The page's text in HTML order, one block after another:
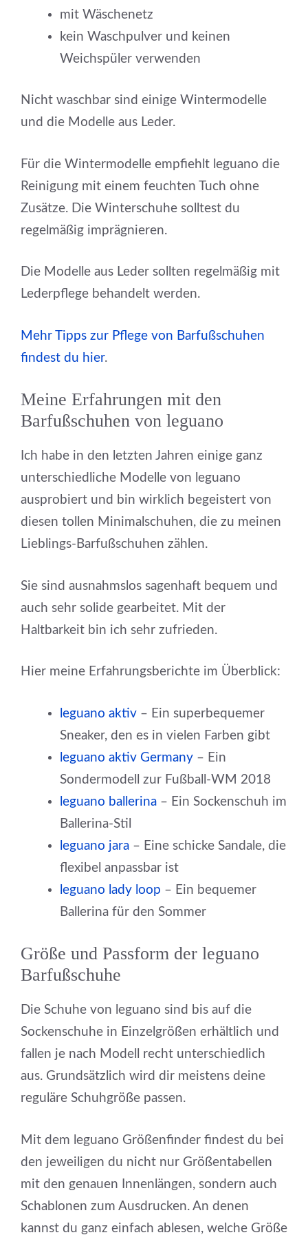
mit Wäschenetz
kein Waschpulver und keinen
Weichspüler verwenden
Nicht waschbar sind einige Wintermodelle
und die Modelle aus Leder.
Für die Wintermodelle empfiehlt leguano die
Reinigung mit einem feuchten Tuch ohne
Zusätze. Die Winterschuhe solltest du
regelmäßig imprägnieren.
Die Modelle aus Leder sollten regelmäßig mit
Lederpflege behandelt werden.
Mehr Tipps zur Pflege von Barfußschuhen
findest du hier.
Meine Erfahrungen mit den
Barfußschuhen von leguano
Ich habe in den letzten Jahren einige ganz
unterschiedliche Modelle von leguano
ausprobiert und bin wirklich begeistert von
diesen tollen Minimalschuhen, die zu meinen
Lieblings-Barfußschuhen zählen.
Sie sind ausnahmslos sagenhaft bequem und
auch sehr solide gearbeitet. Mit der
Haltbarkeit bin ich sehr zufrieden.
Hier meine Erfahrungsberichte im Überblick:
leguano aktiv – Ein superbequemer
Sneaker, den es in vielen Farben gibt
leguano aktiv Germany – Ein
Sondermodell zur Fußball-WM 2018
leguano ballerina – Ein Sockenschuh im
Ballerina-Stil
leguano jara – Eine schicke Sandale, die
flexibel anpassbar ist
leguano lady loop – Ein bequemer
Ballerina für den Sommer
Größe und Passform der leguano
Barfußschuhe
Die Schuhe von leguano sind bis auf die
Sockenschuhe in Einzelgrößen erhältlich und
fallen je nach Modell recht unterschiedlich
aus. Grundsätzlich wird dir meistens deine
reguläre Schuhgröße passen.
Mit dem leguano Größenfinder findest du bei
den jeweiligen du nicht nur Größentabellen
mit den genauen Innenlängen, sondern auch
Schablonen zum Ausdrucken. An denen
kannst du ganz einfach ablesen, welche Größe